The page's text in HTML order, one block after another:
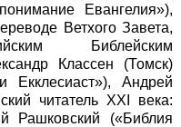
Евангелия»),
Ветхого Завета,
Библейским
Классен (Томск)
Екклесиаст»), Андрей
читатель ХХI века:
Рашковский («Библия